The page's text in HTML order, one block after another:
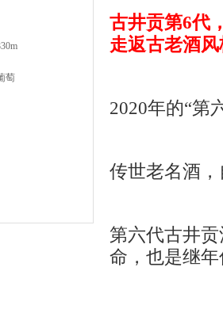
萄
古井贡第6代
走返古老酒
2020年的“第
传世老名酒
第六代古井
命，也是继